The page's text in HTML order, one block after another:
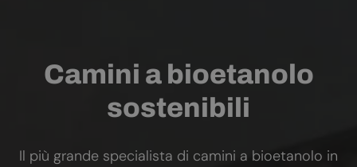
Camini a bioetanolo
sostenibili
Il più grande specialista di camini a bioetanolo in